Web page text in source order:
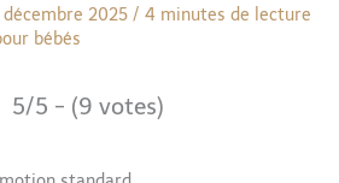
décembre 2025 / 4 minutes de lecture
bébés
5/5 - (9 votes)